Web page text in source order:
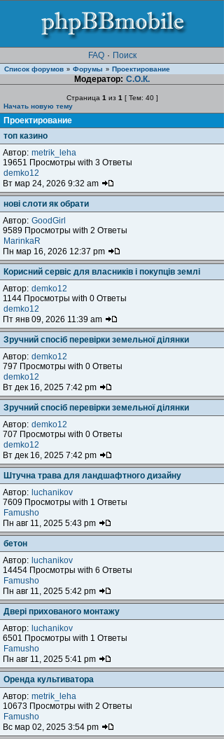
FAQ · Поиск
Список форумов » Форумы » Проектирование
Модератор: С.О.К.
Страница 1 из 1 [ Тем: 40 ]
Начать новую тему
Проектирование
топ казино
Автор: metrik_leha
19651 Просмотры with 3 Ответы
demko12
Вт мар 24, 2026 9:32 am
нові слоти як обрати
Автор: GoodGirl
9589 Просмотры with 2 Ответы
MarinkaR
Пн мар 16, 2026 12:37 pm
Корисний сервіс для власників і покупців землі
Автор: demko12
1144 Просмотры with 0 Ответы
demko12
Пт янв 09, 2026 11:39 am
Зручний спосіб перевірки земельної ділянки
Автор: demko12
797 Просмотры with 0 Ответы
demko12
Вт дек 16, 2025 7:42 pm
Зручний спосіб перевірки земельної ділянки
Автор: demko12
707 Просмотры with 0 Ответы
demko12
Вт дек 16, 2025 7:42 pm
Штучна трава для ландшафтного дизайну
Автор: luchanikov
7609 Просмотры with 1 Ответы
Famusho
Пн авг 11, 2025 5:43 pm
бетон
Автор: luchanikov
14454 Просмотры with 6 Ответы
Famusho
Пн авг 11, 2025 5:42 pm
Двері прихованого монтажу
Автор: luchanikov
6501 Просмотры with 1 Ответы
Famusho
Пн авг 11, 2025 5:41 pm
Оренда культиватора
Автор: metrik_leha
10673 Просмотры with 2 Ответы
Famusho
Вс мар 02, 2025 3:54 pm